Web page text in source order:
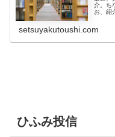
介。ち
お、紹
setsuyakutoushi.com
ひふみ投信